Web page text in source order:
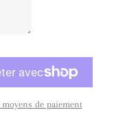
moyens de paiement